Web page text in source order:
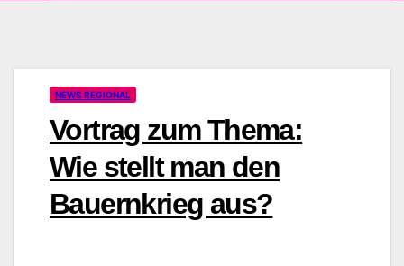
NEWS REGIONAL
Vortrag zum Thema:
Wie stellt man den
Bauernkrieg aus?